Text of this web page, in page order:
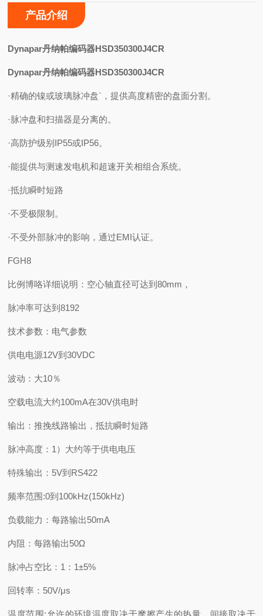
产品介绍
Dynapar丹纳帕编码器HSD350300J4CR
Dynapar丹纳帕编码器HSD350300J4CR
·精确的镍或玻璃脉冲盘`，提供高度精密的盘面分割。
·脉冲盘和扫描器是分离的。
·高防护级别IP55或IP56。
·能提供与测速发电机和超速开关相组合系统。
·抵抗瞬时短路
·不受极限制。
·不受外部脉冲的影响，通过EMI认证。
FGH8
比例博咯详细说明：空心轴直径可达到80mm，
脉冲率可达到8192
技术参数：电气参数
供电电源12V到30VDC
波动：大10％
空载电流大约100mA在30V供电时
输出：推挽线路输出，抵抗瞬时短路
脉冲高度：1）大约等于供电电压
特殊输出：5V到RS422
频率范围:0到100kHz(150kHz)
负载能力：每路输出50mA
内阻：每路输出50Ω
脉冲占空比：1：1±5%
回转率：50V/μs
温度范围:允许的环境温度取决于摩擦产生的热量，间接取决于